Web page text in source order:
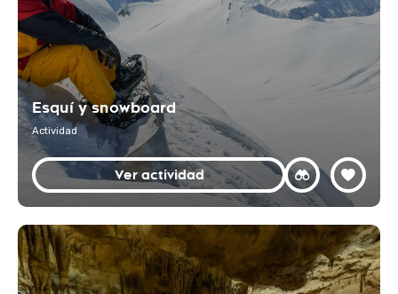
Esquí y snowboard
Actividad
Ver actividad